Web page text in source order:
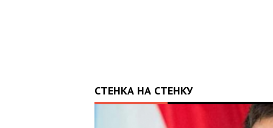
СТЕНКА НА СТЕНКУ